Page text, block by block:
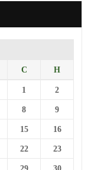
С Н
1 2
8 9
15 16
22 23
29 30